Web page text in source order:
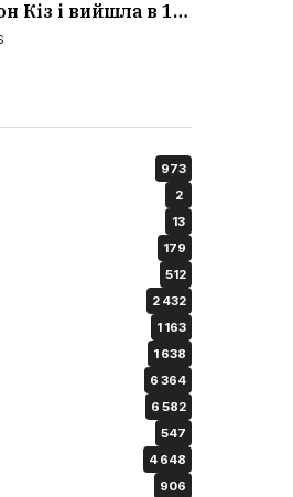
Кіз і вийшла в 1/8
Торонто: результат
973
2
13
179
512
2 432
1 163
1 638
6 364
6 582
547
4 648
906